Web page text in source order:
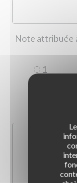
Note attribuée
1